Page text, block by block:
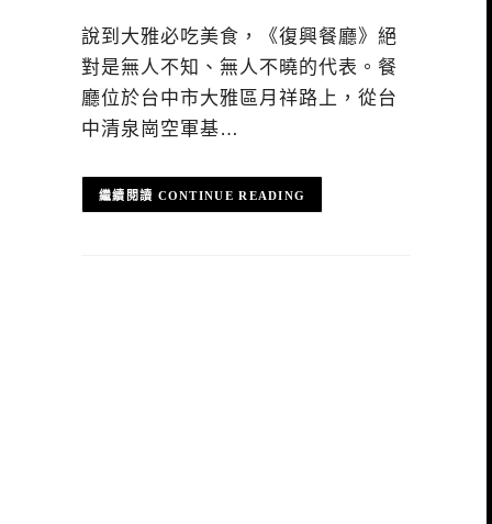
說到大雅必吃美食，《復興餐廳》絕
對是無人不知、無人不曉的代表。餐
廳位於台中市大雅區月祥路上，從台
中清泉崗空軍基…
CONTINUE READING